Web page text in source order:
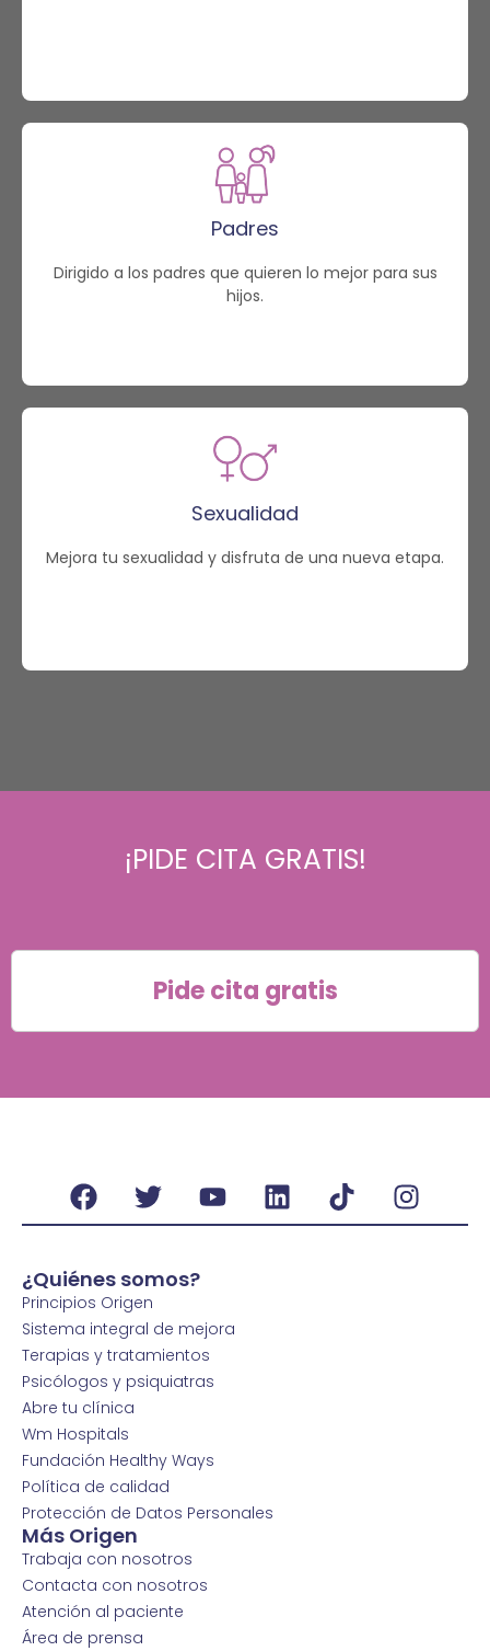
Padres
Dirigido a los padres que quieren lo mejor para sus
hijos.
Sexualidad
Mejora tu sexualidad y disfruta de una nueva etapa.
¡PIDE CITA GRATIS!
Pide cita gratis
¿Quiénes somos?
Principios Origen
Sistema integral de mejora
Terapias y tratamientos
Psicólogos y psiquiatras
Abre tu clínica
Wm Hospitals
Fundación Healthy Ways
Política de calidad
Protección de Datos Personales
Más Origen
Trabaja con nosotros
Contacta con nosotros
Atención al paciente
Área de prensa